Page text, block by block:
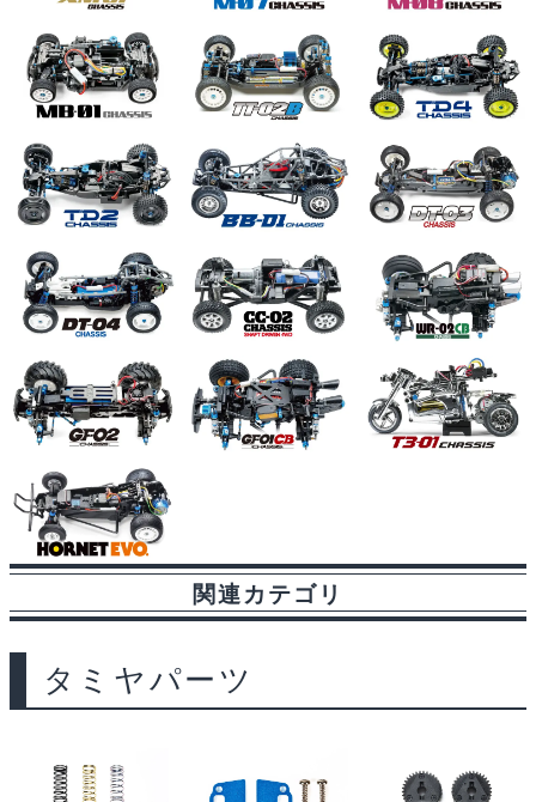
関連カテゴリ
タミヤパーツ